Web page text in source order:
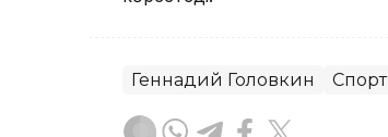
Геннадий Головкин Спорт